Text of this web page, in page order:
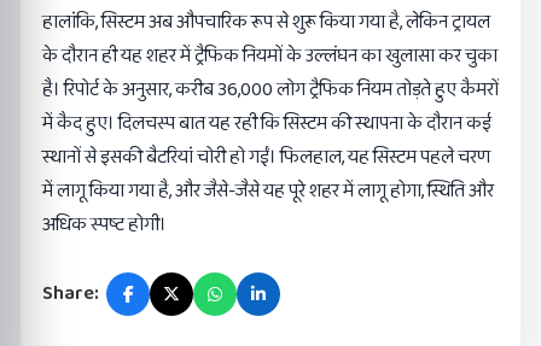
हालांकि, सिस्टम अब औपचारिक रूप से शुरू किया गया है, लेकिन ट्रायल
के दौरान ही यह शहर में ट्रैफिक नियमों के उल्लंघन का खुलासा कर चुका
है। रिपोर्ट के अनुसार, करीब 36,000 लोग ट्रैफिक नियम तोड़ते हुए कैमरों
में कैद हुए। दिलचस्प बात यह रही कि सिस्टम की स्थापना के दौरान कई
स्थानों से इसकी बैटरियां चोरी हो गईं। फिलहाल, यह सिस्टम पहले चरण
में लागू किया गया है, और जैसे-जैसे यह पूरे शहर में लागू होगा, स्थिति और
अधिक स्पष्ट होगी।
Share: